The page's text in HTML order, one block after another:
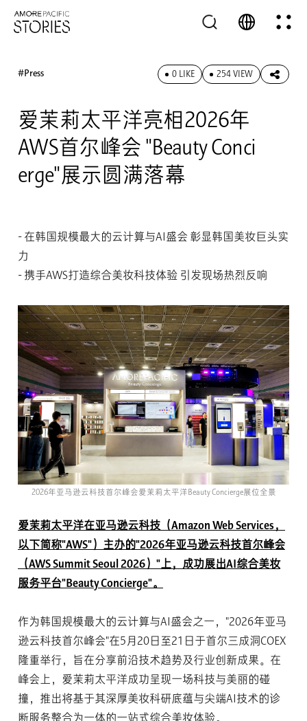
#Press 0 LIKE 254 VIEW
爱茉莉太平洋亮相2026年
AWS首尔峰会 "Beauty Conci
erge"展示圆满落幕
- 在韩国规模最大的云计算与AI盛会 彰显韩国美妆巨头实
力
- 携手AWS打造综合美妆科技体验 引发现场热烈反响
2026年亚马逊云科技首尔峰会爱茉莉太平洋Beauty Concierge展位全景
爱茉莉太平洋在亚马逊云科技（Amazon Web Services，
以下简称"AWS"）主办的"2026年亚马逊云科技首尔峰会
（AWS Summit Seoul 2026）"上，成功展出AI综合美妆
服务平台"Beauty Concierge"。
作为韩国规模最大的云计算与AI盛会之一，"2026年亚马
逊云科技首尔峰会"在5月20日至21日于首尔三成洞COEX
隆重举行，旨在分享前沿技术趋势及行业创新成果。在
峰会上，爱茉莉太平洋成功呈现一场科技与美丽的碰
撞，推出将基于其深厚美妆科研底蕴与尖端AI技术的诊